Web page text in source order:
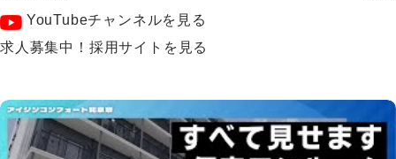
YouTubeチャンネルを見る
求人募集中！採用サイトを見る